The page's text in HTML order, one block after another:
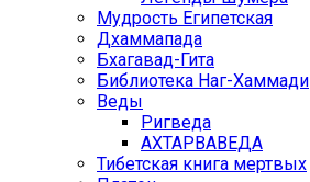
Мудрость Египетская
Дхаммапада
Бхагавад-Гита
Библиотека Наг-Хаммади
Веды
Ригведа
АХТАРВАВЕДА
Тибетская книга мертвых